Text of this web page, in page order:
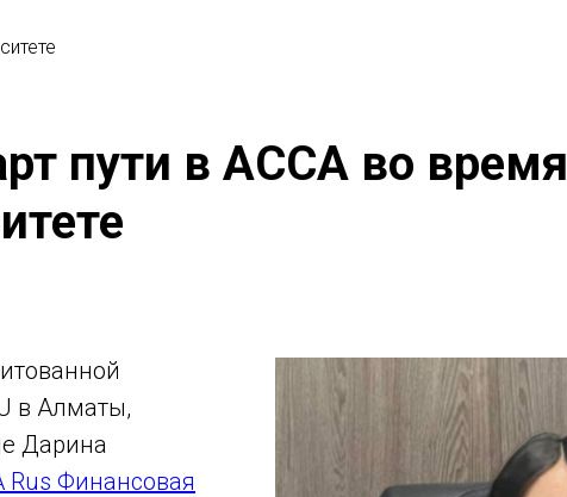
пути в ACCA во время
в Алматы,
Дарина
Rus Финансовая